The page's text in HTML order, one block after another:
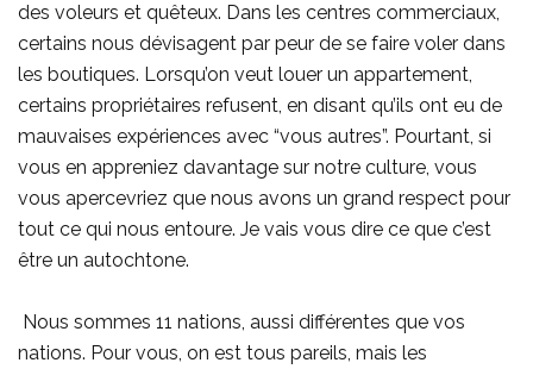
des voleurs et quêteux. Dans les centres commerciaux,
certains nous dévisagent par peur de se faire voler dans
les boutiques. Lorsqu’on veut louer un appartement,
certains propriétaires refusent, en disant qu’ils ont eu de
mauvaises expériences avec “vous autres”. Pourtant, si
vous en appreniez davantage sur notre culture, vous
vous apercevriez que nous avons un grand respect pour
tout ce qui nous entoure. Je vais vous dire ce que c’est
être un autochtone.
Nous sommes 11 nations, aussi différentes que vos
nations. Pour vous, on est tous pareils, mais les